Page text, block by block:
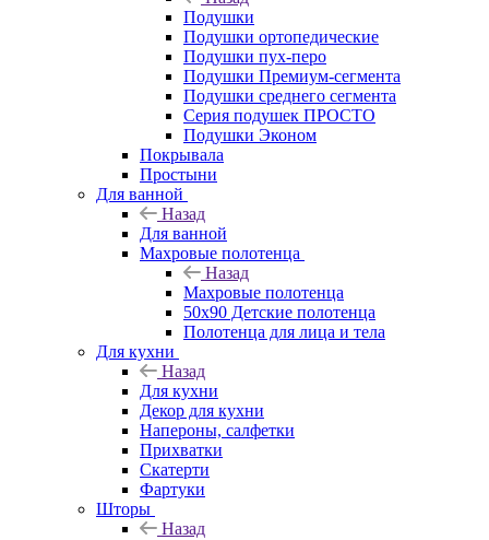
Подушки
Подушки ортопедические
Подушки пух-перо
Подушки Премиум-сегмента
Подушки среднего сегмента
Серия подушек ПРОСТО
Подушки Эконом
Покрывала
Простыни
Для ванной
Назад
Для ванной
Махровые полотенца
Назад
Махровые полотенца
50х90 Детские полотенца
Полотенца для лица и тела
Для кухни
Назад
Для кухни
Декор для кухни
Напероны, салфетки
Прихватки
Скатерти
Фартуки
Шторы
Назад